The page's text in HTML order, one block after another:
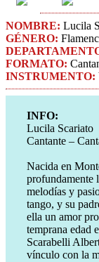
NOMBRE: Lucila
GÉNERO:
FORMATO:
INSTRUMENTO:
INFO:
Lucila Scariato
Cantante –
Nacida en
profundamente
melodías y
tango, y su
ella un amor
temprana edad
Scarabelli
vínculo con la